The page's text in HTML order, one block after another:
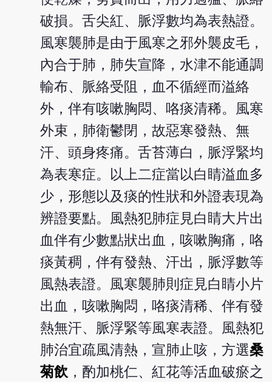
破損。舌尖紅、脈浮數均為表熱證。
風寒襲肺是由于風寒之邪外襲皮毛，
內合于肺，肺失宣降，水津不能通調
輸布、脈絡受阻，血不循經而溢絡
外，伴有咳嗽胸悶、咯痰清稀。風寒
外束，肺衛鬱閉，故惡寒發熱、無
汗、頭身疼痛。舌苔薄白，脈浮緊均
為表寒症。以上二症當以白睛溢血多
少，形態以及痰的性狀和外證表現為
辨證要點。風熱犯肺症見白睛大片出
血伴有少數點狀出血，咳嗽胸痛，咯
痰黃稠，伴有發熱、汗出，脈浮數等
風熱表證。風寒襲肺則症見白睛小片
出血，咳嗽胸悶，咯痰清稀、伴有發
熱無汗、脈浮緊等風寒表證。風熱犯
肺治宜疏風清熱，宣肺止咳，方選桑
菊飲 ，酌加桃仁、紅花等活血破瘀之